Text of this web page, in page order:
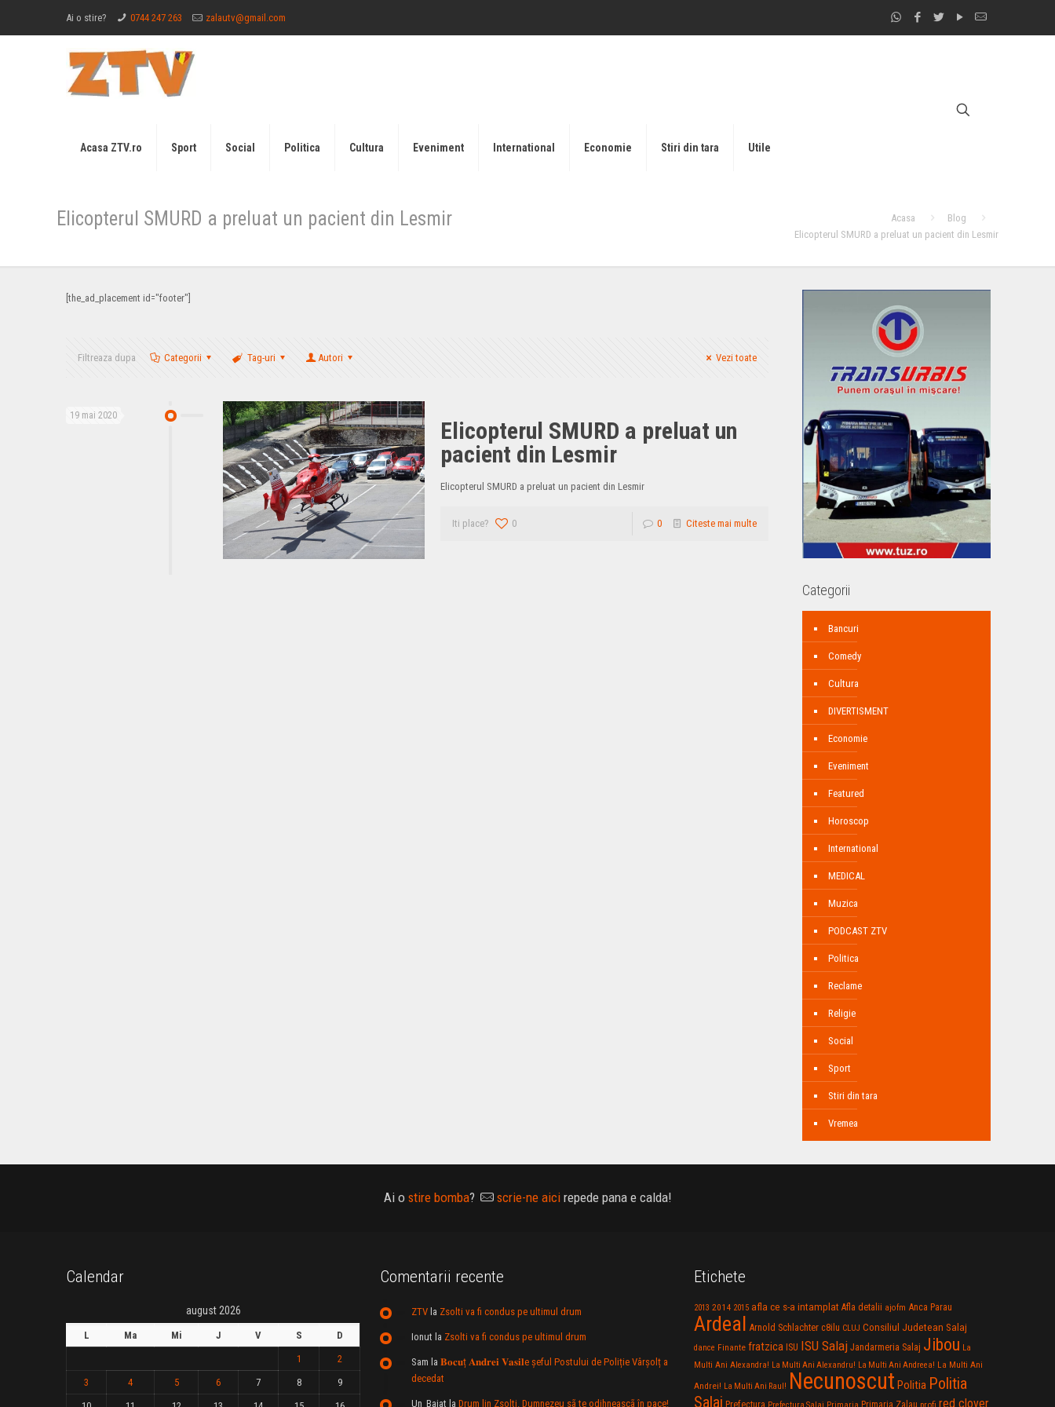
Ai o stire? 0744 247 263 zalautv@gmail.com
Acasa ZTV.ro Sport Social Politica Cultura Eveniment International Economie Stiri din tara Utile
Elicopterul SMURD a preluat un pacient din Lesmir Acasa
Blog
Elicopterul SMURD a preluat un pacient din Lesmir
[the_ad_placement id="footer"]
Filtreaza dupa Categorii Tag-uri Autori Vezi toate
19 mai 2020
Elicopterul SMURD a preluat un
pacient din Lesmir
Elicopterul SMURD a preluat un pacient din Lesmir
Iti place? 0 0 Citeste mai multe
Categorii
Bancuri
Comedy
Cultura
DIVERTISMENT
Economie
Eveniment
Featured
Horoscop
International
MEDICAL
Muzica
PODCAST ZTV
Politica
Reclame
Religie
Social
Sport
Stiri din tara
Vremea
Ai o stire bomba? scrie-ne aicirepede pana e calda!
Calendar
august 2026
L Ma Mi J V S
D
1
2
3
4 5 6 7 8
9
Comentarii recente
ZTVla Zsolti va fi condus pe ultimul drum
Ionut la Zsolti va fi condus pe ultimul drum
Sam la 𝐁𝐨𝐜𝐮ț 𝐀𝐧𝐝𝐫𝐞𝐢 𝐕𝐚𝐬𝐢𝐥e şeful Postului de Poliție Vârșolț a
decedat
Un_Baiat la Drum lin Zsolti. Dumnezeu sã te odihneascã în pace!
Etichete
2013 2014 2015 afla ce s-a intamplat Afla detalii ajofm Anca Parau
Ardeal Arnold Schlachter c8ilu CLUJ Consiliul Judetean Salaj
dance Finante fratzica ISU ISU Salaj Jandarmeria Salaj Jibou La
Multi Ani Alexandra! La Multi Ani Alexandru! La Multi Ani Andreea! La Multi Ani
Andrei! La Multi Ani Raul! Necunoscut Politia Politia
Salaj Prefectura Primaria Zalau profi red clover